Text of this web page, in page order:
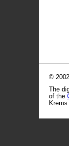
©
The
of the